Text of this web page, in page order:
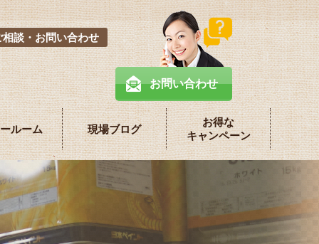
談・お問い合わせ
お問い合わせ
ルーム 現場ブログ
お得な
キャンペーン